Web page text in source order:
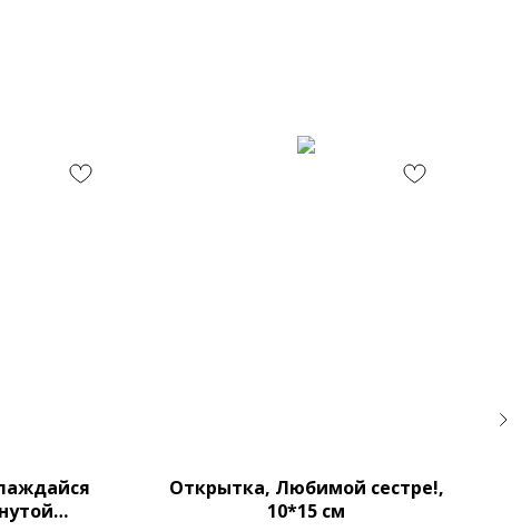
Открытка, Любимой сестре!,
10*15 см